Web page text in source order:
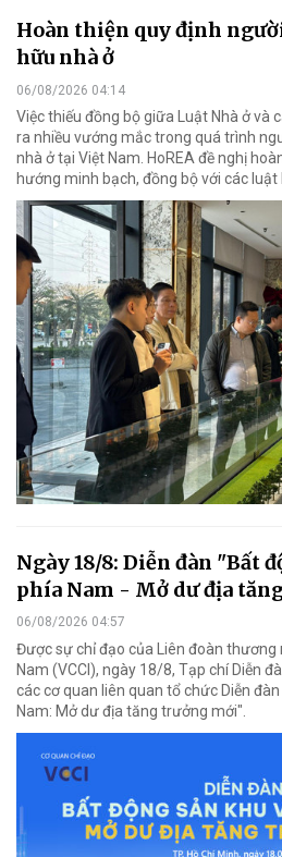
Hoàn thiện quy định
hữu nhà ở
06/08/2026 04:14
Việc thiếu đồng bộ giữa Luật Nhà ở và
ra nhiều vướng mắc trong quá trình
nhà ở tại Việt Nam. HoREA đề nghị
hướng minh bạch, đồng bộ với các luật
Ngày 18/8: Diễn đàn "Bất
phía Nam - Mở dư địa
06/08/2026 04:57
Được sự chỉ đạo của Liên đoàn thương
Nam (VCCI), ngày 18/8, Tạp chí Diễn
các cơ quan liên quan tổ chức Diễn
Nam: Mở dư địa tăng trưởng mới".